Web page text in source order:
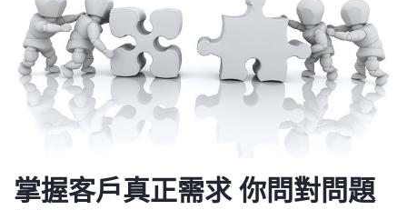
掌握客戶真正需求 你問對問題